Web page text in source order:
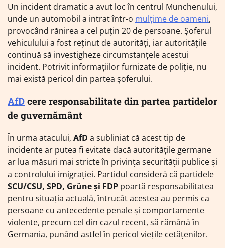
Un incident dramatic a avut loc în centrul Munchenului,
unde un automobil a intrat într-o mulțime de oameni,
provocând rănirea a cel puțin 20 de persoane. Șoferul
vehiculului a fost reținut de autorități, iar autoritățile
continuă să investigheze circumstanțele acestui
incident. Potrivit informațiilor furnizate de poliție, nu
mai există pericol din partea șoferului.
AfD cere responsabilitate din partea partidelor
de guvernământ
În urma atacului, AfD a subliniat că acest tip de
incidente ar putea fi evitate dacă autoritățile germane
ar lua măsuri mai stricte în privința securității publice și
a controlului imigrației. Partidul consideră că partidele
SCU/CSU, SPD, Grüne și FDP poartă responsabilitatea
pentru situația actuală, întrucât acestea au permis ca
persoane cu antecedente penale și comportamente
violente, precum cel din cazul recent, să rămână în
Germania, punând astfel în pericol viețile cetățenilor.